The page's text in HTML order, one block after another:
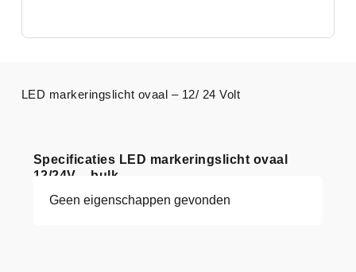
Specificaties LED markeringslicht ovaal
12/24V – bulk
Geen eigenschappen gevonden
LED markeringslicht ovaal – 12/ 24 Volt